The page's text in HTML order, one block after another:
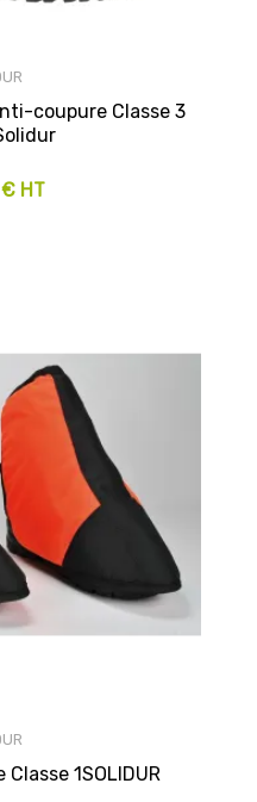
coupure Classe 3
HT
1SOLIDUR